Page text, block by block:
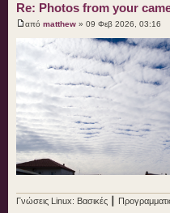
Re: Photos from your
από matthew » 09 Φεβ 2026, 03:16
Γνώσεις Linux: Βασικές ┃